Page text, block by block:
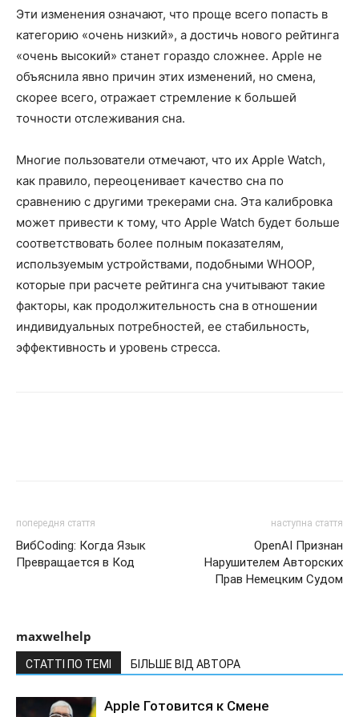
Эти изменения означают, что проще всего попасть в
категорию «очень низкий», а достичь нового рейтинга
«очень высокий» станет гораздо сложнее. Apple не
объяснила явно причин этих изменений, но смена,
скорее всего, отражает стремление к большей
точности отслеживания сна.
Многие пользователи отмечают, что их Apple Watch,
как правило, переоценивает качество сна по
сравнению с другими трекерами сна. Эта калибровка
может привести к тому, что Apple Watch будет больше
соответствовать более полным показателям,
используемым устройствами, подобными WHOOP,
которые при расчете рейтинга сна учитывают такие
факторы, как продолжительность сна в отношении
индивидуальных потребностей, ее стабильность,
эффективность и уровень стресса.
попередня стаття
ВибCoding: Когда Язык
Превращается в Код
наступна стаття
OpenAI Признан
Нарушителем Авторских
Прав Немецким Судом
maxwelhelp
СТАТТІ ПО ТЕМІ БІЛЬШЕ ВІД АВТОРА
Apple Готовится к Смене